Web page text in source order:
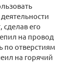
его
на провод
по отверстиям
на горячий